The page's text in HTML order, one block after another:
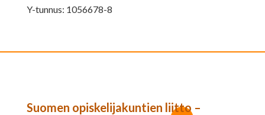
Y-tunnus: 1056678-8
Suomen opiskelijakuntien liitto –